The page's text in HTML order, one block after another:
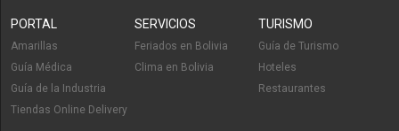
Estandartes
Chalecos
Barbijos
Birretes
Bolsas ecológicas
PORTAL
Amarillas
Guía Médica
Guía de la Industria
Tiendas Online Delivery
SERVICIOS
Feriados en Bolivia
Clima en Bolivia
TURISMO
Guía de Turismo
Hoteles
Restaurantes